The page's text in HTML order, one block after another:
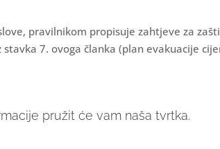
pravilnikom propisuje zahtjeve za
7. ovoga članka (plan evakuacije
pružit će vam naša tvrtka.